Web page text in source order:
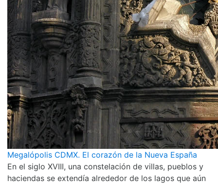
Megalópolis CDMX. El corazón de la Nueva España
En el siglo XVIII, una constelación de villas, pueblos y
haciendas se extendía alrededor de los lagos que aún